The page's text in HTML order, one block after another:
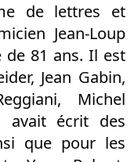
de lettres et
Jean-Loup
de 81 ans. Il est
Jean Gabin,
Michel
avait écrit des
que pour les